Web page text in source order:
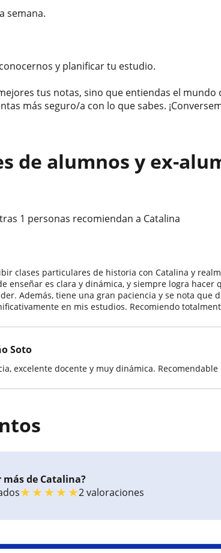
semana.
y planificar tu estudio.
tus notas, sino que entiendas el
más seguro/a con lo que sabes.
de alumnos y ex-
1 personas recomiendan a Catalina
clases particulares de historia con Catalina y
enseñar es clara y dinámica, y siempre logra hacer
Además, tiene una gran paciencia y se nota que
en mis estudios. Recomiendo
Soto
excelente docente y muy dinámica. Recomendable
más de Catalina?
★★★★★2 valoraciones